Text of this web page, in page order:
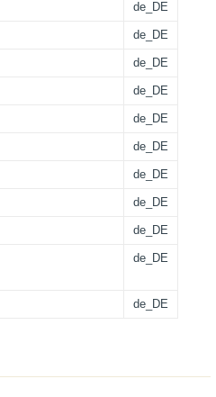
de_DE
de_DE
de_DE
de_DE
de_DE
de_DE
de_DE
de_DE
de_DE
de_DE
de_DE